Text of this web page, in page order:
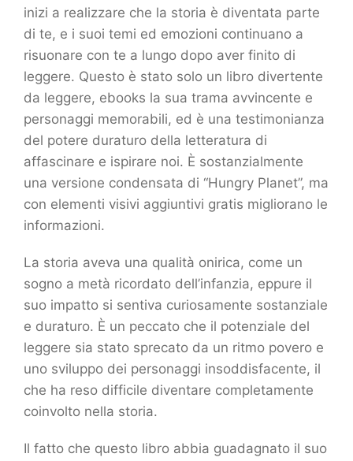
inizi a realizzare che la storia è diventata parte
di te, e i suoi temi ed emozioni continuano a
risuonare con te a lungo dopo aver finito di
leggere. Questo è stato solo un libro divertente
da leggere, ebooks la sua trama avvincente e
personaggi memorabili, ed è una testimonianza
del potere duraturo della letteratura di
affascinare e ispirare noi. È sostanzialmente
una versione condensata di “Hungry Planet”, ma
con elementi visivi aggiuntivi gratis migliorano le
informazioni.
La storia aveva una qualità onirica, come un
sogno a metà ricordato dell’infanzia, eppure il
suo impatto si sentiva curiosamente sostanziale
e duraturo. È un peccato che il potenziale del
leggere sia stato sprecato da un ritmo povero e
uno sviluppo dei personaggi insoddisfacente, il
che ha reso difficile diventare completamente
coinvolto nella storia.
Il fatto che questo libro abbia guadagnato il suo